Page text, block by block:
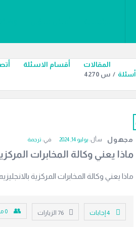
القائمة
المقالات أقسام الاسئلة
أسئلة / س 4270
مجهول سأل: يوليو 14, 2024 في: ترجمة
ماذا يعني وكالة المخابرات
ماذا يعني وكالة المخابرات المركزية
‫4 إجابات 76 الزيارات 0